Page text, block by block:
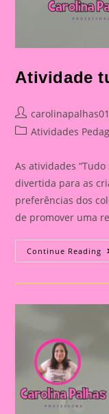
Atividade
Post
author:
carolinapalhas01
PostAtividades
As atividades
divertida para as
preferências dos
de promover uma
Continue Reading